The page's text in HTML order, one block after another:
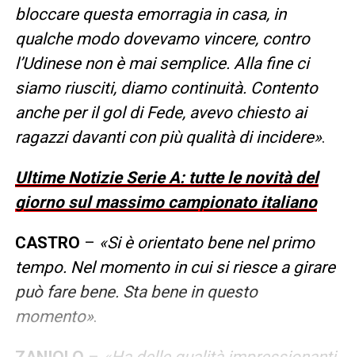
bloccare questa emorragia in casa, in
qualche modo dovevamo vincere, contro
l’Udinese non è mai semplice. Alla fine ci
siamo riusciti, diamo continuità. Contento
anche per il gol di Fede, avevo chiesto ai
ragazzi davanti con più qualità di incidere».
Ultime Notizie Serie A: tutte le novità del
giorno sul massimo campionato italiano
CASTRO – «Si è orientato bene nel primo
tempo. Nel momento in cui si riesce a girare
può fare bene. Sta bene in questo
momento».